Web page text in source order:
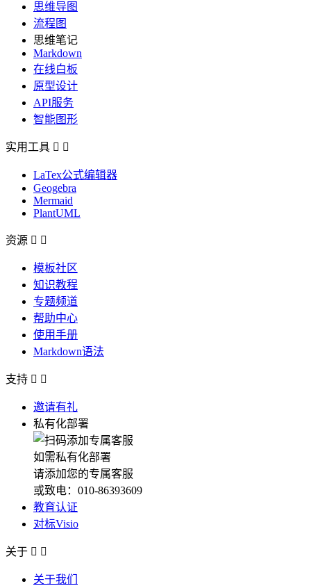
思维导图
流程图
思维笔记
Markdown
在线白板
原型设计
API服务
智能图形
实用工具  
LaTex公式编辑器
Geogebra
Mermaid
PlantUML
资源  
模板社区
知识教程
专题频道
帮助中心
使用手册
Markdown语法
支持  
邀请有礼
私有化部署
如需私有化部署
请添加您的专属客服
或致电：010-86393609
教育认证
对标Visio
关于  
关于我们